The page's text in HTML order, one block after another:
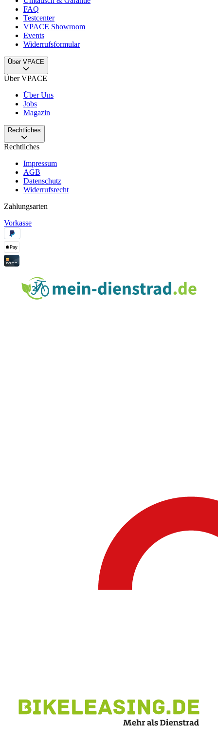
FAQ
Testcenter
VPACE Showroom
Events
Widerrufsformular
Über VPACE
Über VPACE
Über Uns
Jobs
Magazin
Rechtliches
Rechtliches
Impressum
AGB
Datenschutz
Widerrufsrecht
Zahlungsarten
Vorkasse